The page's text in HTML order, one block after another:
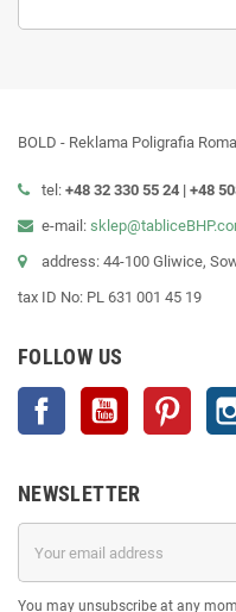
BOLD - Reklama Poligrafia
tel: +48 32 330 55 24 | +48
e-mail:
address: 44-100 Gliwice,
tax ID No: PL 631 001 45 19
FOLLOW US
Facebook YouTube
NEWSLETTER
You may unsubscribe at any